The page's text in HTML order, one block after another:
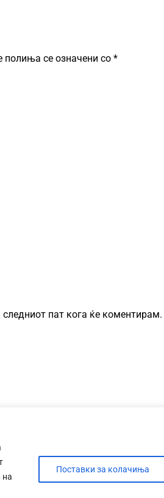
на
Поставки за колачиња
полиња се означени со *
пат кога ќе коментирам.